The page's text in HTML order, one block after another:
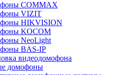
COMMAX
VIZIT
HIKVISION
KOCOM
NeoLight
BAS-IP
видеодомофона
домофоны